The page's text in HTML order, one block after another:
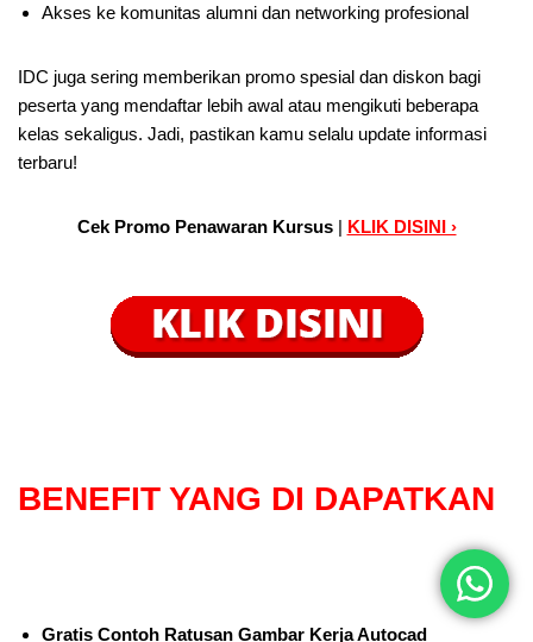
Akses ke komunitas alumni dan networking profesional
IDC juga sering memberikan promo spesial dan diskon bagi
peserta yang mendaftar lebih awal atau mengikuti beberapa
kelas sekaligus. Jadi, pastikan kamu selalu update informasi
terbaru!
Cek Promo Penawaran Kursus | KLIK DISINI ›
BENEFIT YANG DI DAPATKAN
Gratis Contoh Ratusan Gambar Kerja Autocad